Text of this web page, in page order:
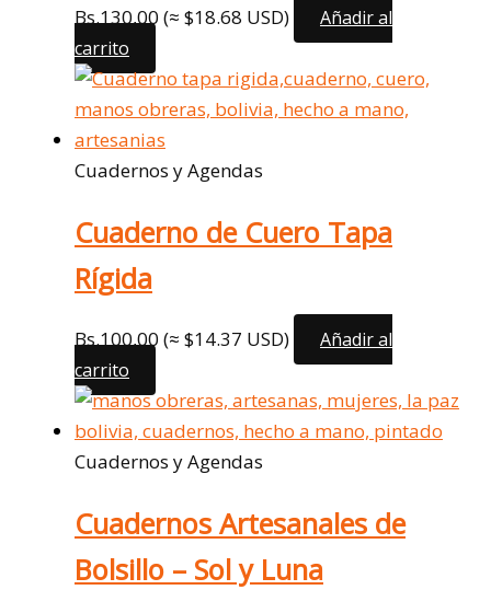
Bs.130,00 (≈ $18.68 USD)
Añadir al
carrito
Cuadernos y Agendas
Cuaderno de Cuero Tapa
Rígida
Bs.100,00 (≈ $14.37 USD)
Añadir al
carrito
Cuadernos y Agendas
Cuadernos Artesanales de
Bolsillo – Sol y Luna